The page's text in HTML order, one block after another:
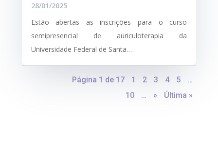
28/01/2025
Estão abertas as inscrições para o curso
semipresencial de auriculoterapia da
Universidade Federal de Santa…
Página 1 de 17 1 2 3 4 5
…
10
… » Última »